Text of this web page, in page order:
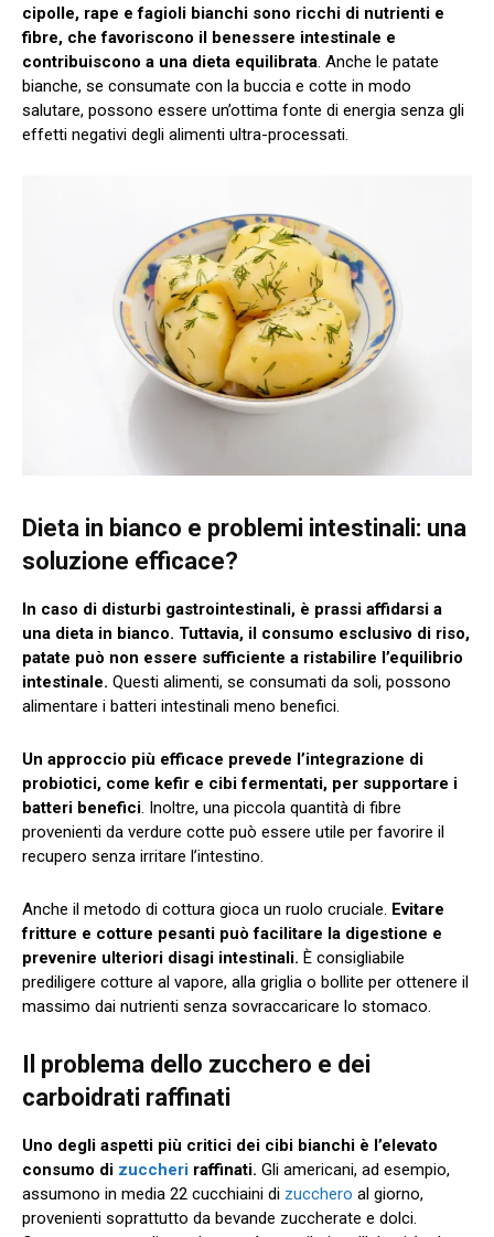
cipolle, rape e fagioli bianchi sono ricchi di nutrienti e
fibre, che favoriscono il benessere intestinale e
contribuiscono a una dieta equilibrata. Anche le patate
bianche, se consumate con la buccia e cotte in modo
salutare, possono essere un’ottima fonte di energia senza gli
effetti negativi degli alimenti ultra-processati.
Dieta in bianco e problemi intestinali: una
soluzione efficace?
In caso di disturbi gastrointestinali, è prassi affidarsi a
una dieta in bianco. Tuttavia, il consumo esclusivo di riso,
patate può non essere sufficiente a ristabilire l’equilibrio
intestinale. Questi alimenti, se consumati da soli, possono
alimentare i batteri intestinali meno benefici.
Un approccio più efficace prevede l’integrazione di
probiotici, come kefir e cibi fermentati, per supportare i
batteri benefici. Inoltre, una piccola quantità di fibre
provenienti da verdure cotte può essere utile per favorire il
recupero senza irritare l’intestino.
Anche il metodo di cottura gioca un ruolo cruciale. Evitare
fritture e cotture pesanti può facilitare la digestione e
prevenire ulteriori disagi intestinali. È consigliabile
prediligere cotture al vapore, alla griglia o bollite per ottenere il
massimo dai nutrienti senza sovraccaricare lo stomaco.
Il problema dello zucchero e dei
carboidrati raffinati
Uno degli aspetti più critici dei cibi bianchi è l’elevato
consumo di zuccheri raffinati. Gli americani, ad esempio,
assumono in media 22 cucchiaini di zucchero al giorno,
provenienti soprattutto da bevande zuccherate e dolci.